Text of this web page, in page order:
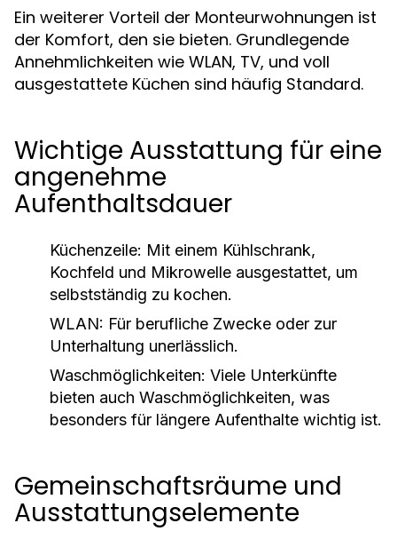
Ein weiterer Vorteil der Monteurwohnungen ist
der Komfort, den sie bieten. Grundlegende
Annehmlichkeiten wie WLAN, TV, und voll
ausgestattete Küchen sind häufig Standard.
Wichtige Ausstattung für eine
angenehme
Aufenthaltsdauer
Küchenzeile: Mit einem Kühlschrank,
Kochfeld und Mikrowelle ausgestattet, um
selbstständig zu kochen.
WLAN: Für berufliche Zwecke oder zur
Unterhaltung unerlässlich.
Waschmöglichkeiten: Viele Unterkünfte
bieten auch Waschmöglichkeiten, was
besonders für längere Aufenthalte wichtig ist.
Gemeinschaftsräume und
Ausstattungselemente